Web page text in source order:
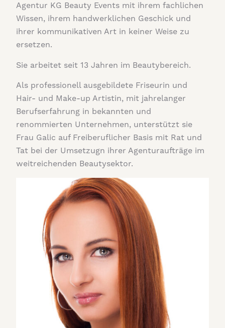
Agentur KG Beauty Events mit ihrem fachlichen
Wissen, ihrem handwerklichen Geschick und
ihrer kommunikativen Art in keiner Weise zu
ersetzen.
Sie arbeitet seit 13 Jahren im Beautybereich.
Als professionell ausgebildete Friseurin und
Hair- und Make-up Artistin, mit jahrelanger
Berufserfahrung in bekannten und
renommierten Unternehmen, unterstützt sie
Frau Galic auf Freiberuflicher Basis mit Rat und
Tat bei der Umsetzugn ihrer Agenturaufträge im
weitreichenden Beautysektor.